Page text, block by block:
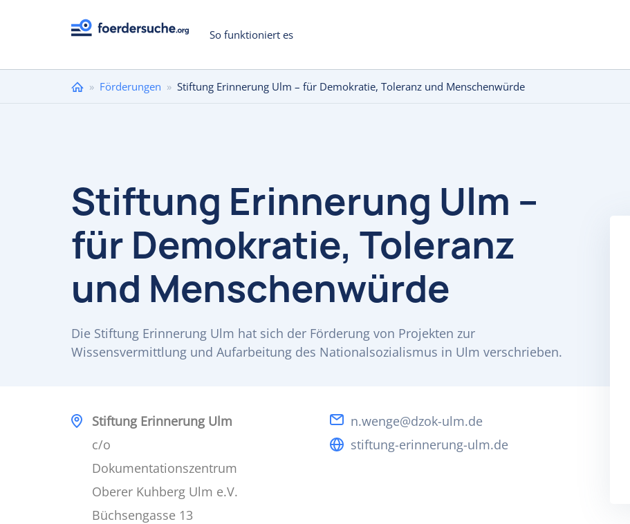
So funktioniert es
Sie
» Förderungen » Stiftung Erinnerung Ulm – für Demokratie, Toleranz und Menschenwürde
Stiftung Erinnerung Ulm –
für Demokratie, Toleranz
und Menschenwürde
Die Stiftung Erinnerung Ulm hat sich der Förderung von Projekten zur
Wissensvermittlung und Aufarbeitung des Nationalsozialismus in Ulm verschrieben.
Stiftung Erinnerung Ulm
c/o
Dokumentationszentrum
Oberer Kuhberg Ulm e.V.
Büchsengasse 13
n.wenge@dzok-ulm.de
stiftung-erinnerung-ulm.de